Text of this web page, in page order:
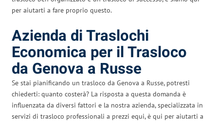
per aiutarti a fare proprio questo.
Azienda di Traslochi
Economica per il Trasloco
da Genova a Russe
Se stai pianificando un trasloco da Genova a Russe, potresti
chiederti: quanto costerà? La risposta a questa domanda è
influenzata da diversi fattori e la nostra azienda, specializzata in
servizi di trasloco professionali a prezzi equi, è qui per aiutarti a